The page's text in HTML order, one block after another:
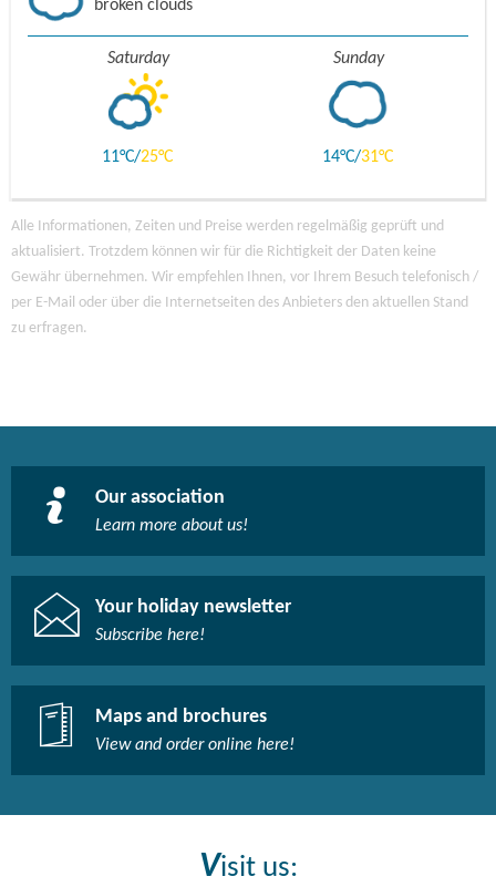
broken clouds
Saturday
11 25
Sunday
14 31
Alle Informationen, Zeiten und Preise werden regelmäßig geprüft und
aktualisiert. Trotzdem können wir für die Richtigkeit der Daten keine
Gewähr übernehmen. Wir empfehlen Ihnen, vor Ihrem Besuch telefonisch /
per E-Mail oder über die Internetseiten des Anbieters den aktuellen Stand
zu erfragen.
Our association
Learn more about us!​
Your holiday newsletter
Subscribe here!​
Maps and brochures
View and order online here!​
Visit us: